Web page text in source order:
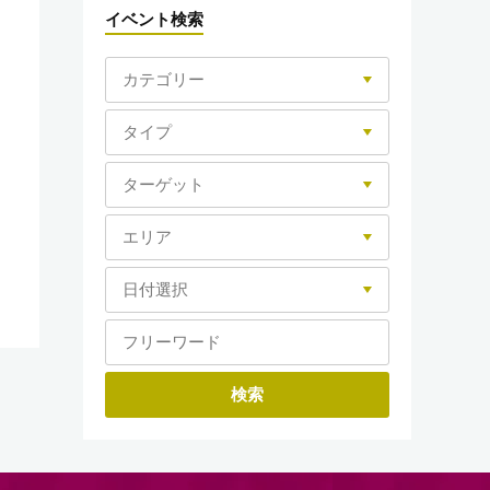
イベント検索